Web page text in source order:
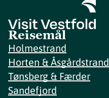
Reisemål
Holmestrand
Horten & Åsgårdstrand
Tønsberg & Færder
Sandefjord